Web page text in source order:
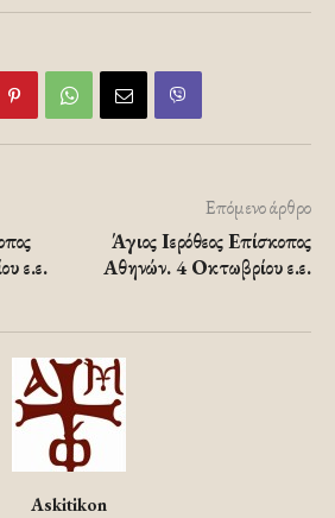
ε.ε.
Επόμενο άρθρο
Άγιος Ιερόθεος Επίσκοπος
Αθηνών. 4 Οκτωβρίου ε.ε.
Askitikon